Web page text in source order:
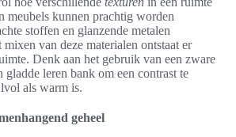
meubels kunnen prachtig worden
stoffen en glanzende metalen
mixen van deze materialen ontstaat er
Denk aan het gebruik van een zware
leren bank om een contrast te
als warm is.
geheel